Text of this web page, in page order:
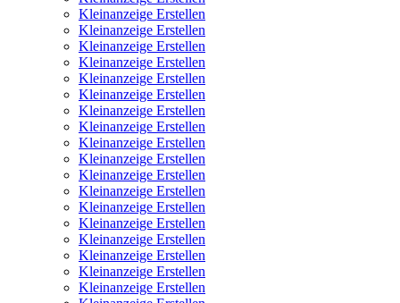
Kleinanzeige Erstellen
Kleinanzeige Erstellen
Kleinanzeige Erstellen
Kleinanzeige Erstellen
Kleinanzeige Erstellen
Kleinanzeige Erstellen
Kleinanzeige Erstellen
Kleinanzeige Erstellen
Kleinanzeige Erstellen
Kleinanzeige Erstellen
Kleinanzeige Erstellen
Kleinanzeige Erstellen
Kleinanzeige Erstellen
Kleinanzeige Erstellen
Kleinanzeige Erstellen
Kleinanzeige Erstellen
Kleinanzeige Erstellen
Kleinanzeige Erstellen